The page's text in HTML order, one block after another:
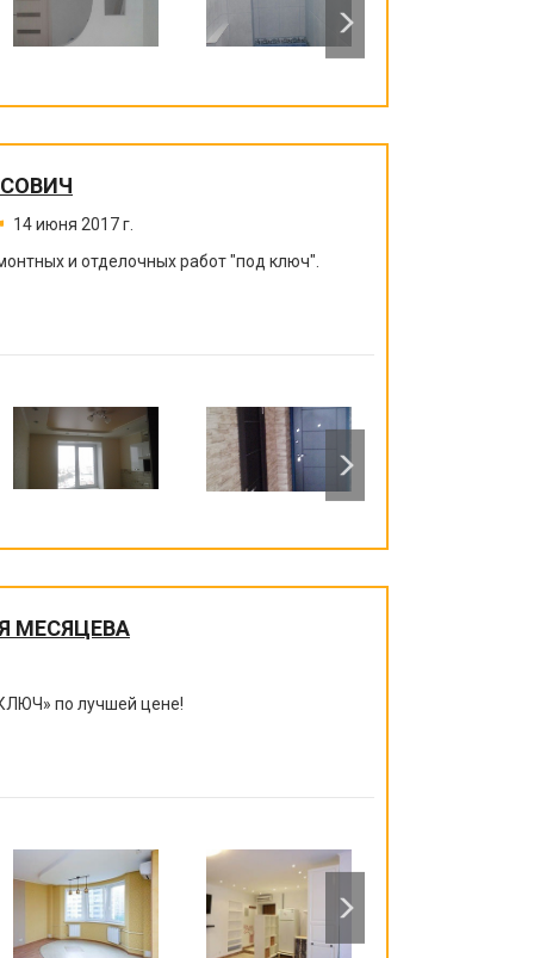
14 июня 2017 г.
и отделочных работ "под ключ".
МЕСЯЦЕВА
» по лучшей цене!